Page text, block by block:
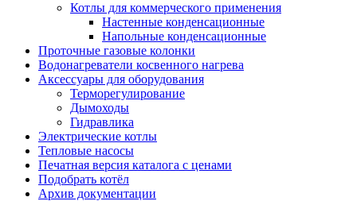
Котлы для коммерческого применения
Настенные конденсационные
Напольные конденсационные
Проточные газовые колонки
Водонагреватели косвенного нагрева
Аксессуары для оборудования
Терморегулирование
Дымоходы
Гидравлика
Электрические котлы
Тепловые насосы
Печатная версия каталога с ценами
Подобрать котёл
Архив документации